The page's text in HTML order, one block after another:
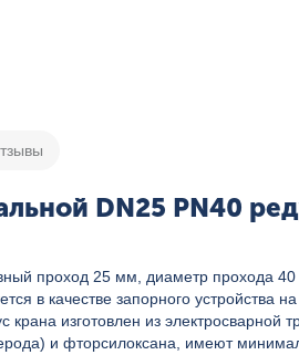
DN25 PN40
проход 25 мм, диаметр прохода
качестве запорного устройства на
изготовлен из электросварной
и фторсилоксана, имеют